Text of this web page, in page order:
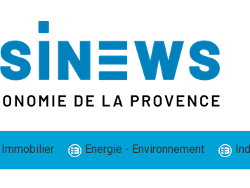
Energie - Environnement